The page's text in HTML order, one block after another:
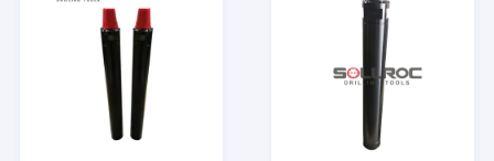
हमारे बारे में
फैक्टरी यात्रा